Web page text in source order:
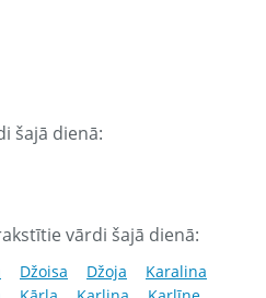
šajā dienā:
vārdi šajā dienā:
Džoisa Džoja
Karalina